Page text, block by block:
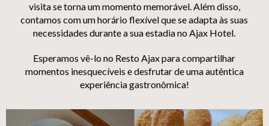
visita se torna um momento memorável. Além disso,
contamos com um horário flexível que se adapta às suas
necessidades durante a sua estadia no Ajax Hotel.
Esperamos vê-lo no Resto Ajax para compartilhar
momentos inesquecíveis e desfrutar de uma autêntica
experiência gastronômica!